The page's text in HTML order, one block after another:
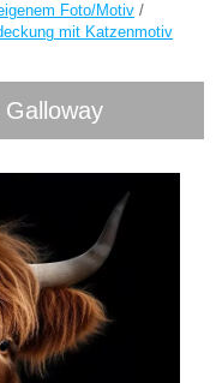
Foto/Motiv /
mit Katzenmotiv